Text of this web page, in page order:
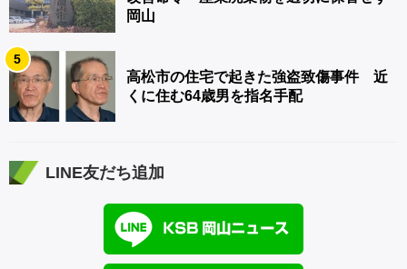
岡山
5
高松市の住宅で起きた強盗致傷事件 近
くに住む64歳男を指名手配
LINE友だち追加